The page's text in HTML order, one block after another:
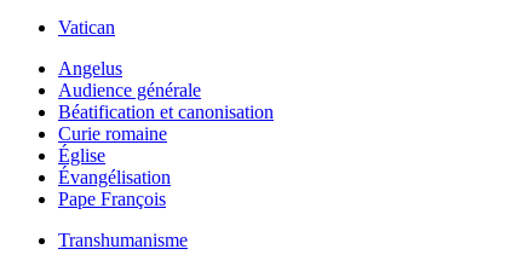
Vatican
Angelus
Audience générale
Béatification et canonisation
Curie romaine
Église
Évangélisation
Pape François
Transhumanisme